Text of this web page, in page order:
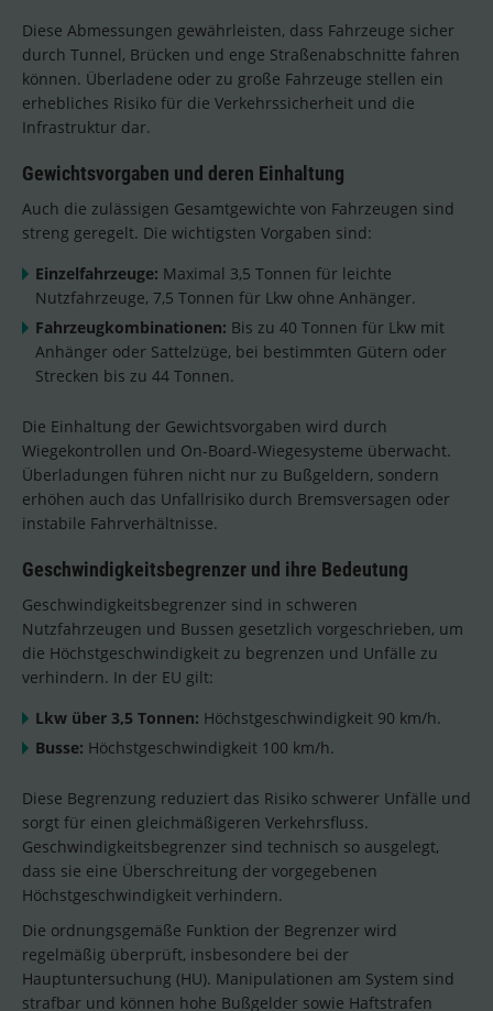
Diese Abmessungen gewährleisten, dass Fahrzeuge sicher
durch Tunnel, Brücken und enge Straßenabschnitte fahren
können. Überladene oder zu große Fahrzeuge stellen ein
erhebliches Risiko für die Verkehrssicherheit und die
Infrastruktur dar.
Gewichtsvorgaben und deren Einhaltung
Auch die zulässigen Gesamtgewichte von Fahrzeugen sind
streng geregelt. Die wichtigsten Vorgaben sind:
Einzelfahrzeuge: Maximal 3,5 Tonnen für leichte
Nutzfahrzeuge, 7,5 Tonnen für Lkw ohne Anhänger.
Fahrzeugkombinationen: Bis zu 40 Tonnen für Lkw mit
Anhänger oder Sattelzüge, bei bestimmten Gütern oder
Strecken bis zu 44 Tonnen.
Die Einhaltung der Gewichtsvorgaben wird durch
Wiegekontrollen und On-Board-Wiegesysteme überwacht.
Überladungen führen nicht nur zu Bußgeldern, sondern
erhöhen auch das Unfallrisiko durch Bremsversagen oder
instabile Fahrverhältnisse.
Geschwindigkeitsbegrenzer und ihre Bedeutung
Geschwindigkeitsbegrenzer sind in schweren
Nutzfahrzeugen und Bussen gesetzlich vorgeschrieben, um
die Höchstgeschwindigkeit zu begrenzen und Unfälle zu
verhindern. In der EU gilt:
Lkw über 3,5 Tonnen: Höchstgeschwindigkeit 90 km/h.
Busse: Höchstgeschwindigkeit 100 km/h.
Diese Begrenzung reduziert das Risiko schwerer Unfälle und
sorgt für einen gleichmäßigeren Verkehrsfluss.
Geschwindigkeitsbegrenzer sind technisch so ausgelegt,
dass sie eine Überschreitung der vorgegebenen
Höchstgeschwindigkeit verhindern.
Die ordnungsgemäße Funktion der Begrenzer wird
regelmäßig überprüft, insbesondere bei der
Hauptuntersuchung (HU). Manipulationen am System sind
strafbar und können hohe Bußgelder sowie Haftstrafen